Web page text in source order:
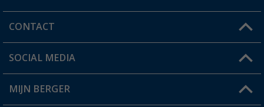
CONTACT
Een vraag?
Winkel vinden
SOCIAL MEDIA
MIJN BERGER